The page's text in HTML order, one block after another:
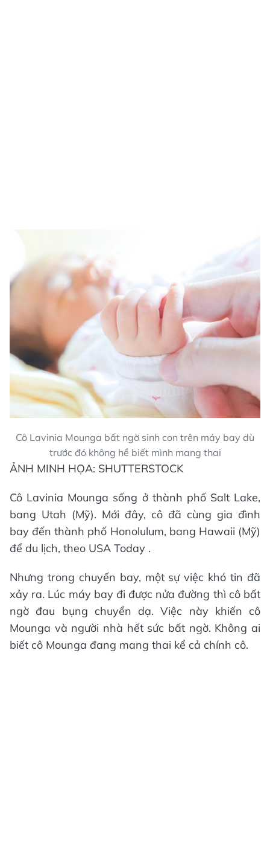
Cô Lavinia Mounga bất ngờ sinh con trên máy bay dù
trước đó không hề biết mình mang thai
ẢNH MINH HỌA: SHUTTERSTOCK
Cô Lavinia Mounga sống ở thành phố Salt Lake,
bang Utah (Mỹ). Mới đây, cô đã cùng gia đình
bay đến thành phố Honolulum, bang Hawaii (Mỹ)
để du lịch, theo USA Today .
Nhưng trong chuyến bay, một sự việc khó tin đã
xảy ra. Lúc máy bay đi được nửa đường thì cô bất
ngờ đau bụng chuyển dạ. Việc này khiến cô
Mounga và người nhà hết sức bất ngờ. Không ai
biết cô Mounga đang mang thai kể cả chính cô.